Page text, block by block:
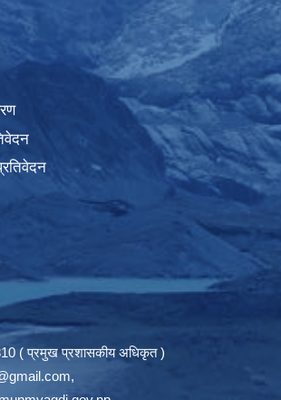
( प्रमुख प्रशासकीय अधिकृत )
,